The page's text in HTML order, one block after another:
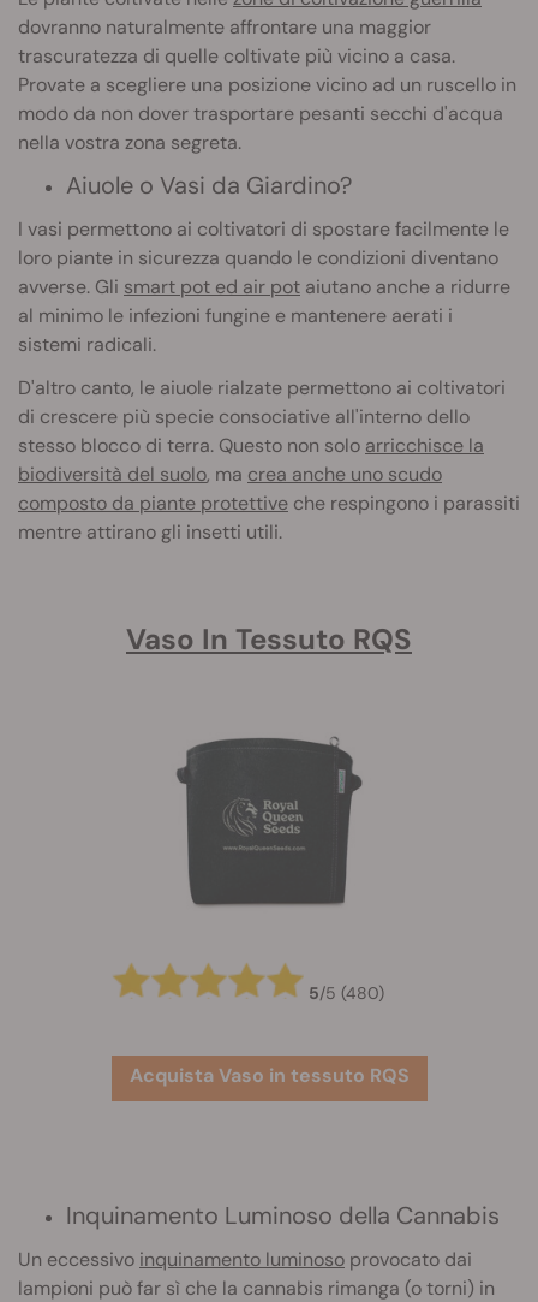
dovranno naturalmente affrontare una maggior
trascuratezza di quelle coltivate più vicino a casa.
Provate a scegliere una posizione vicino ad un ruscello in
modo da non dover trasportare pesanti secchi d'acqua
nella vostra zona segreta.
Aiuole o Vasi da Giardino?
I vasi permettono ai coltivatori di spostare facilmente le
loro piante in sicurezza quando le condizioni diventano
avverse. Gli smart pot ed air pot aiutano anche a ridurre
al minimo le infezioni fungine e mantenere aerati i
sistemi radicali.
D'altro canto, le aiuole rialzate permettono ai coltivatori
di crescere più specie consociative all'interno dello
stesso blocco di terra. Questo non solo arricchisce la
biodiversità del suolo, ma crea anche uno scudo
composto da piante protettive che respingono i parassiti
mentre attirano gli insetti utili.
Vaso In Tessuto RQS
5/5 (480)
Acquista Vaso in tessuto RQS
Inquinamento Luminoso della Cannabis
Un eccessivo inquinamento luminoso provocato dai
lampioni può far sì che la cannabis rimanga (o torni) in